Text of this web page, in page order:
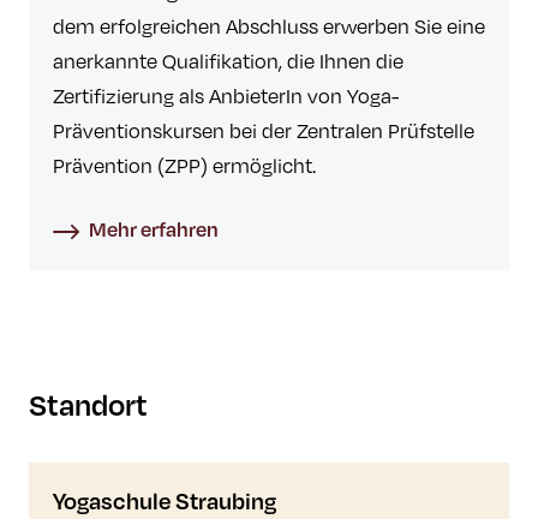
dem erfolgreichen Abschluss erwerben Sie eine
anerkannte Qualifikation, die Ihnen die
Zertifizierung als AnbieterIn von Yoga-
Präventionskursen bei der Zentralen Prüfstelle
Prävention (ZPP) ermöglicht.
Mehr erfahren
Standort
Yogaschule Straubing